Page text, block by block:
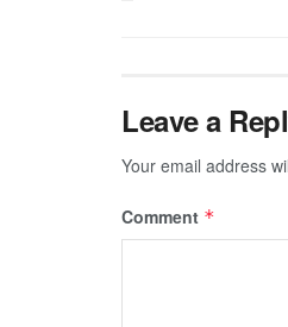
Leave a
Your email address
Comment *